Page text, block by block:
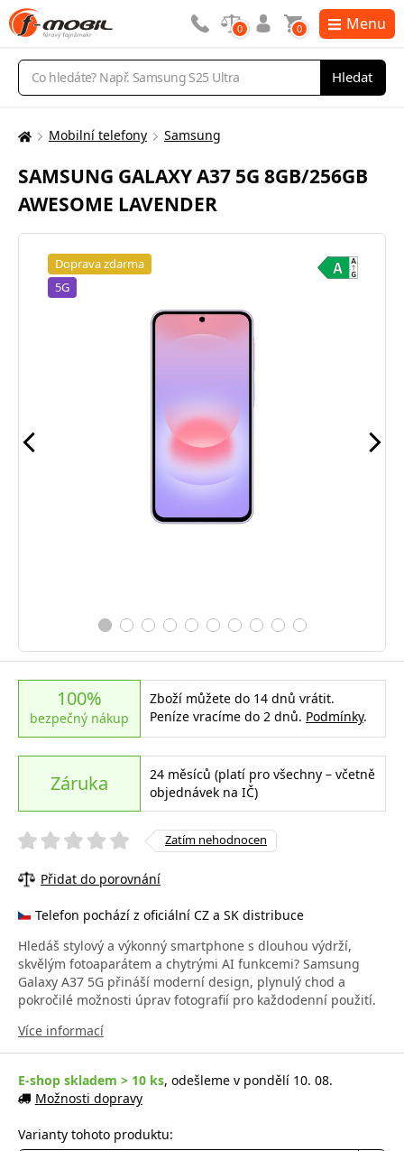
Vyhledávání
Hledat
0 0 Menu
Zde
nacházíte:
Mobilní telefony Samsung
SAMSUNG GALAXY A37 5G 8GB/256GB
AWESOME LAVENDER
Doprava zdarma
5G
100%
bezpečný nákup
Zboží můžete do 14 dnů vrátit.
Peníze vracíme do 2 dnů. Podmínky.
Záruka
24 měsíců (platí pro všechny – včetně
objednávek na IČ)
Zatím nehodnocen
Přidat do porovnání
Telefon pochází z oficiální CZ a SK distribuce
Hledáš stylový a výkonný smartphone s dlouhou výdrží,
skvělým fotoaparátem a chytrými AI funkcemi? Samsung
Galaxy A37 5G přináší moderní design, plynulý chod a
pokročilé možnosti úprav fotografií pro každodenní použití.
Více informací
E-shop skladem > 10 ks, odešleme v pondělí 10. 08.
Možnosti dopravy
Varianty tohoto produktu: